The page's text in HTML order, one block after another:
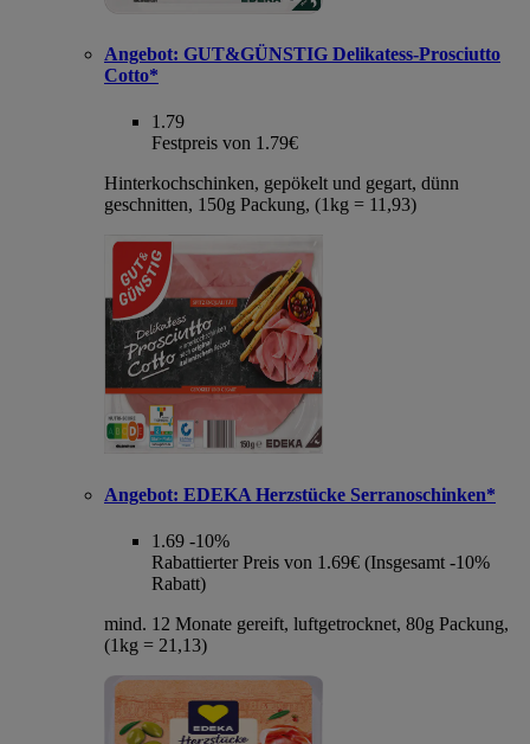
Angebot: GUT&GÜNSTIG Delikatess-Prosciutto
Cotto*
1.79
Festpreis von 1.79€
Hinterkochschinken, gepökelt und gegart, dünn
geschnitten, 150g Packung, (1kg = 11,93)
Angebot: EDEKA Herzstücke Serranoschinken*
1.69 -10%
Rabattierter Preis von 1.69€ (Insgesamt -10%
Rabatt)
mind. 12 Monate gereift, luftgetrocknet, 80g Packung,
(1kg = 21,13)